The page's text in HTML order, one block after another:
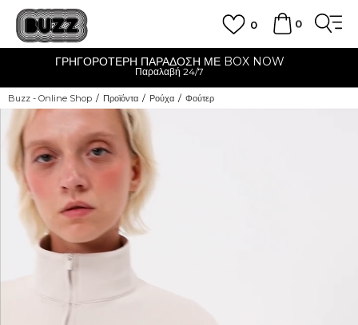
0
0
ΠΑΡΑΔΟΣΗ ΜΕ BOX NOW
Buzz - Online Shop Προϊόντα Ρούχα Φούτερ